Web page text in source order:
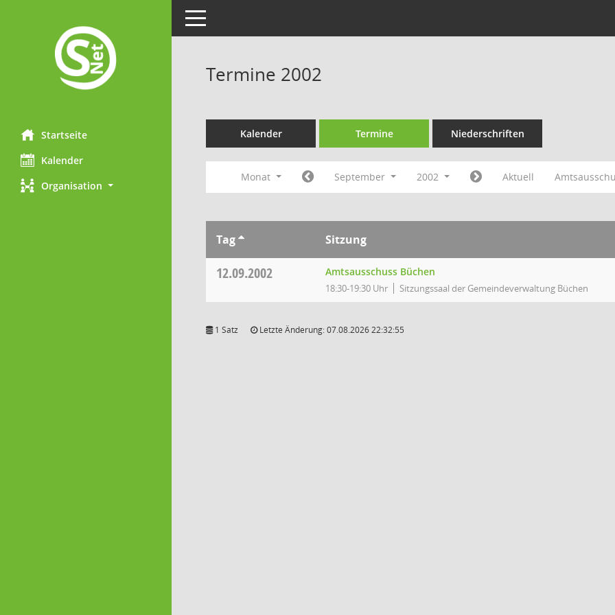
Startseite
Kalender
Organisation
Toggle navigation
Termine 2002
Kalender Termine Niederschriften
Monat September 2002 Aktuell
Tag Sitzung
12.09.2002 Amtsausschuss Büchen
18:30-19:30 Uhr Sitzungssaal der Gemeindeverwaltung Büchen
1 Satz Letzte Änderung: 07.08.2026 22:32:55